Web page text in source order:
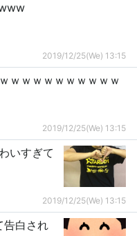
2019/12/25(We) 13:15
ｗｗｗｗｗｗｗｗｗｗ
2019/12/25(We) 13:15
いすぎて
2019/12/25(We) 13:15
告白され